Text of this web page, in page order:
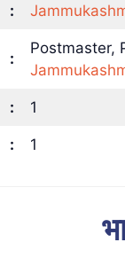
:
:
Postmaster,
: 1
: 1